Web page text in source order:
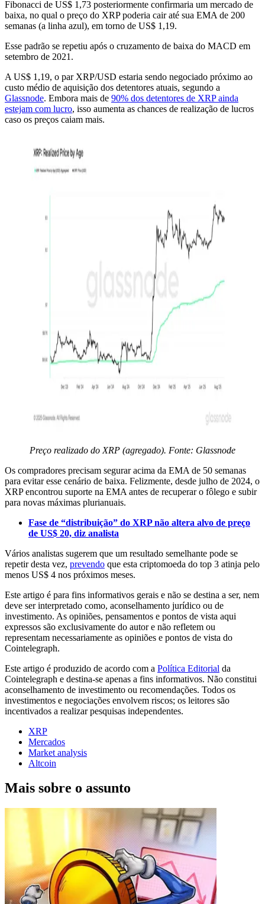
Fibonacci de US$ 1,73 posteriormente confirmaria um mercado de
baixa, no qual o preço do XRP poderia cair até sua EMA de 200
semanas (a linha azul), em torno de US$ 1,19.
Esse padrão se repetiu após o cruzamento de baixa do MACD em
setembro de 2021.
A US$ 1,19, o par XRP/USD estaria sendo negociado próximo ao
custo médio de aquisição dos detentores atuais, segundo a
Glassnode. Embora mais de 90% dos detentores de XRP ainda
estejam com lucro, isso aumenta as chances de realização de lucros
caso os preços caiam mais.
Preço realizado do XRP (agregado). Fonte: Glassnode
Os compradores precisam segurar acima da EMA de 50 semanas
para evitar esse cenário de baixa. Felizmente, desde julho de 2024, o
XRP encontrou suporte na EMA antes de recuperar o fôlego e subir
para novas máximas plurianuais.
Fase de “distribuição” do XRP não altera alvo de preço
de US$ 20, diz analista
Vários analistas sugerem que um resultado semelhante pode se
repetir desta vez, prevendo que esta criptomoeda do top 3 atinja pelo
menos US$ 4 nos próximos meses.
Este artigo é para fins informativos gerais e não se destina a ser, nem
deve ser interpretado como, aconselhamento jurídico ou de
investimento. As opiniões, pensamentos e pontos de vista aqui
expressos são exclusivamente do autor e não refletem ou
representam necessariamente as opiniões e pontos de vista do
Cointelegraph.
Este artigo é produzido de acordo com a Política Editorial da
Cointelegraph e destina-se apenas a fins informativos. Não constitui
aconselhamento de investimento ou recomendações. Todos os
investimentos e negociações envolvem riscos; os leitores são
incentivados a realizar pesquisas independentes.
XRP
Mercados
Market analysis
Altcoin
Mais sobre o assunto